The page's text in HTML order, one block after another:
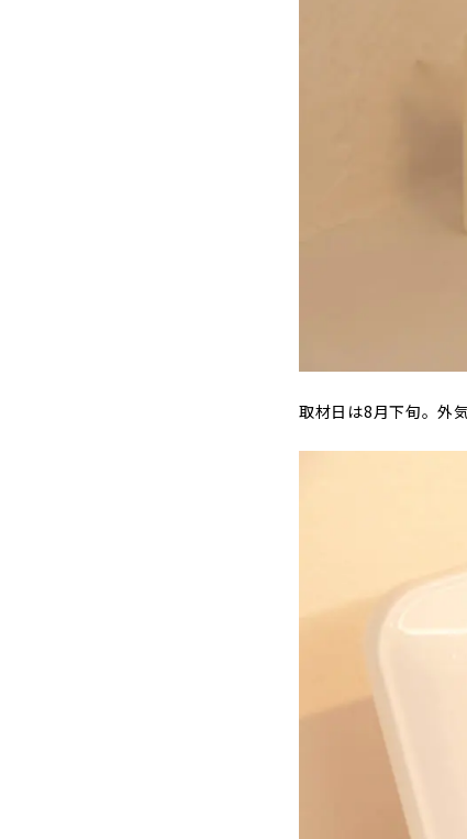
取材日は8月下旬。外